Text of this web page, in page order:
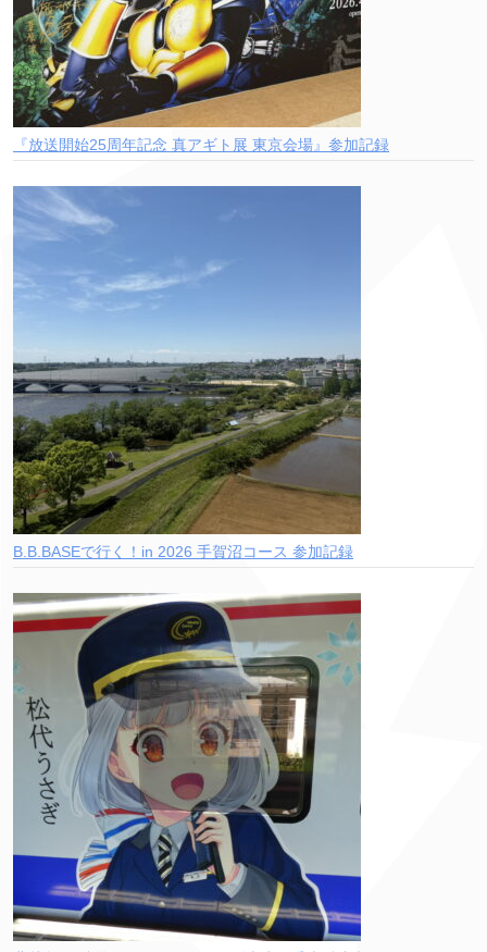
『放送開始25周年記念 真アギト展 東京会場』参加記録
B.B.BASEで行く！in 2026 手賀沼コース 参加記録